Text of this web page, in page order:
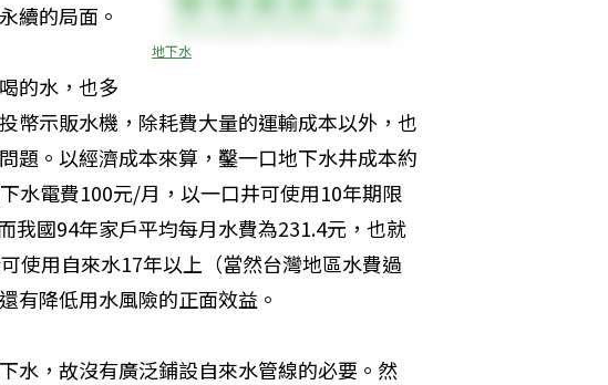
地下水
續的局面。
的水，也多
幣示販水機，除耗費大量的運輸成本以外，也
題。以經濟成本來算，鑿一口地下水井成本約
水電費100元/月，以一口井可使用10年期限
我國94年家戶平均每月水費為231.4元，也就
使用自來水17年以上（當然台灣地區水費過
有降低用水風險的正面效益。
水，故沒有廣泛鋪設自來水管線的必要。然